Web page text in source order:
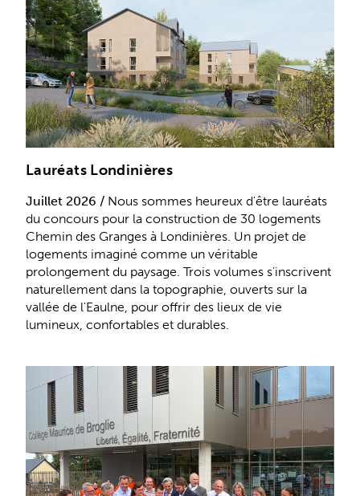
Lauréats Londinières
Juillet 2026 / Nous sommes heureux d'être lauréats
du concours pour la construction de 30 logements
Chemin des Granges à Londinières. Un projet de
logements imaginé comme un véritable
prolongement du paysage. Trois volumes s'inscrivent
naturellement dans la topographie, ouverts sur la
vallée de l'Eaulne, pour offrir des lieux de vie
lumineux, confortables et durables.